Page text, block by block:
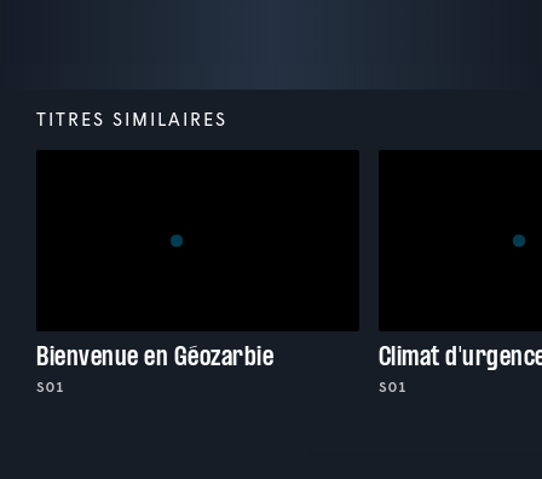
TITRES SIMILAIRES
Bienvenue en Géozarbie
S01
Climat
S01